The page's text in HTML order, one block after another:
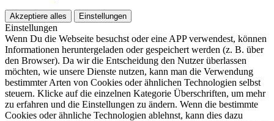
Akzeptiere alles Einstellungen
Einstellungen
Wenn Du die Webseite besuchst oder eine APP verwendest, können
Informationen heruntergeladen oder gespeichert werden (z. B. über
den Browser). Da wir die Entscheidung den Nutzer überlassen
möchten, wie unsere Dienste nutzen, kann man die Verwendung
bestimmter Arten von Cookies oder ähnlichen Technologien selbst
steuern. Klicke auf die einzelnen Kategorie Überschriften, um mehr
zu erfahren und die Einstellungen zu ändern. Wenn die bestimmte
Cookies oder ähnliche Technologien ablehnst, kann dies dazu